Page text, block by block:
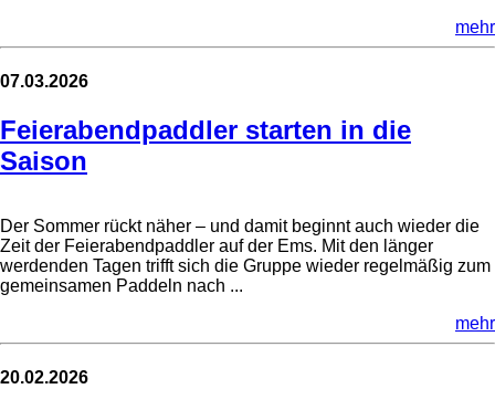
mehr
07.03.2026
Feierabendpaddler starten in die
Saison
Der Sommer rückt näher – und damit beginnt auch wieder die
Zeit der Feierabendpaddler auf der Ems. Mit den länger
werdenden Tagen trifft sich die Gruppe wieder regelmäßig zum
gemeinsamen Paddeln nach ...
mehr
20.02.2026